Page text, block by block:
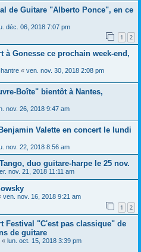
de Guitare "Alberto Ponce", en ce
déc. 06, 2018 7:07 pm
1 2
à Gonesse ce prochain week-end,
« ven. nov. 30, 2018 2:08 pm
Boîte" bientôt à Nantes,
nov. 26, 2018 9:47 am
Valette en concert le lundi
nov. 22, 2018 8:56 am
duo guitare-harpe le 25 nov.
nov. 21, 2018 11:11 am
ven. nov. 16, 2018 9:21 am
1 2
Festival "C'est pas classique" de
de guitare
« lun. oct. 15, 2018 3:39 pm